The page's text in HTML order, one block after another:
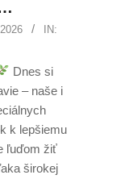
IN:
Dnes si
– naše i
k lepšiemu
ľuďom žiť
širokej